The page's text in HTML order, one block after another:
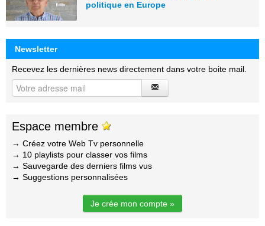
politique en Europe
Newsletter
Recevez les dernières news directement dans votre boite mail.
Espace membre
→ Créez votre Web Tv personnelle
→ 10 playlists pour classer vos films
→ Sauvegarde des derniers films vus
→ Suggestions personnalisées
Je crée mon compte »